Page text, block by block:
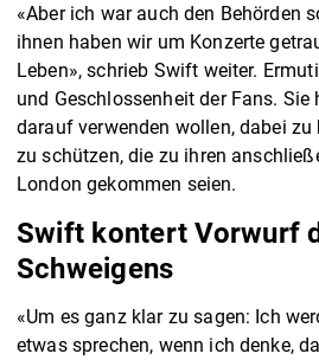
«Aber ich war auch den Behörden
ihnen haben wir um Konzerte
Leben», schrieb Swift weiter.
und Geschlossenheit der Fans. Sie
darauf verwenden wollen, dabei zu
zu schützen, die zu ihren
London gekommen seien.
Swift kontert Vorwurf
Schweigens
«Um es ganz klar zu sagen: Ich
etwas sprechen, wenn ich denke,